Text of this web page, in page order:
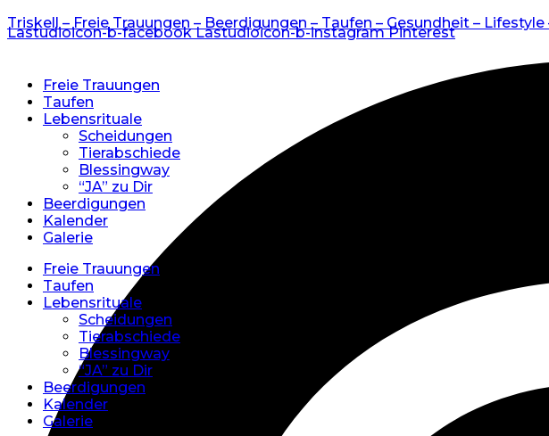
Triskell – Freie Trauungen – Beerdigungen – Taufen – Gesundheit –
Freie Trauungen
Taufen
Lebensrituale
Scheidungen
Tierabschiede
Blessingway
“JA” zu Dir
Beerdigungen
Kalender
Galerie
Freie Trauungen
Taufen
Lebensrituale
Scheidungen
Tierabschiede
Blessingway
“JA” zu Dir
Beerdigungen
Kalender
Galerie
Lastudioicon-b-facebook Lastudioicon-b-instagram Pinterest